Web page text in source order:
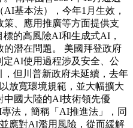
基本法），今年1月生效，
、應用推廣等方面提供支
的高風險AI和生成式AI，
潛在問題。 美國拜登政府
定AI使用過程涉及安全、公
但川普新政府未延續，去年
放寬環境規範，並大幅擴大
中國大陸的AI技術領先優
法，簡稱「AI推進法」，同
應對AI濫用風險，從而緩解